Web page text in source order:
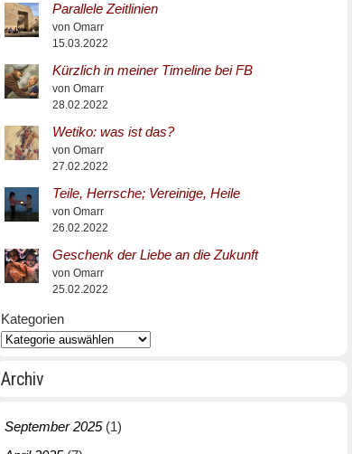
Parallele Zeitlinien
von Omarr
15.03.2022
Kürzlich in meiner Timeline bei FB
von Omarr
28.02.2022
Wetiko: was ist das?
von Omarr
27.02.2022
Teile, Herrsche; Vereinige, Heile
von Omarr
26.02.2022
Geschenk der Liebe an die Zukunft
von Omarr
25.02.2022
Kategorien
Archiv
September 2025(1)